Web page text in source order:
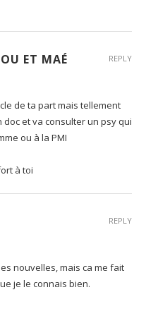
ET MAÉ
de ta part mais tellement
doc et va consulter un psy qui
ou à la PMI
à toi
REPLY
nouvelles, mais ca me fait
je le connais bien.
REPLY